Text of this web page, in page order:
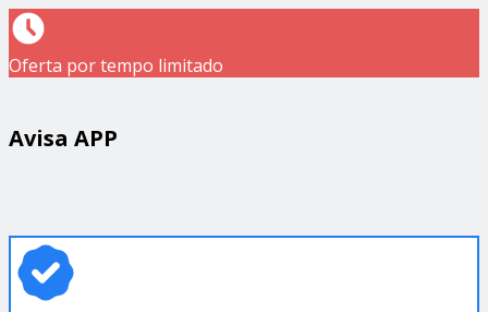
Oferta por tempo limitado
Avisa APP